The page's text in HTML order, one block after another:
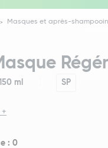
Masques et après-
ml SP
+
: 0